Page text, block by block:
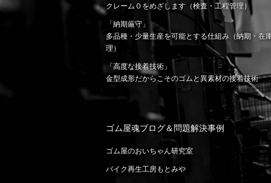
クレーム０をめざします（検査・工程管理）
「納期厳守」
多品種・少量生産を可能とする仕組み（納期・在
理）
「高度な接着技術」
金型成形だからこそのゴムと異素材の接着技術
ゴム屋魂ブログ＆問題解決事例
ゴム屋のおいちゃん研究室
バイク再生工房もとみや